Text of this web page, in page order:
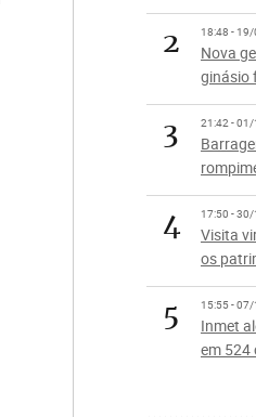
2 18:48 -
Nova
ginásio
3 21:42 -
4 17:50 -
Visita
os
5 15:55 -
Inmet
em 524